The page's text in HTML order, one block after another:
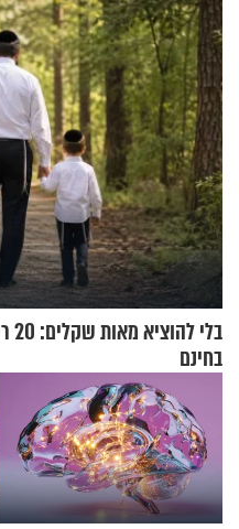
שמטען שנשאה אישה התפוצץ
בחינם